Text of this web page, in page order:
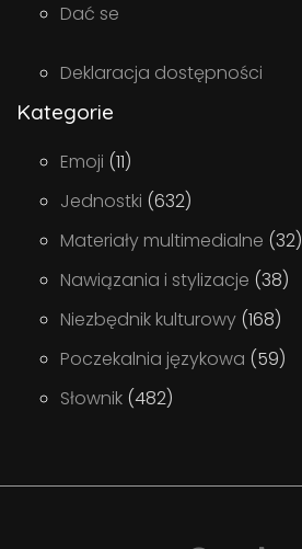
Dać se
Deklaracja dostępności
Kategorie
Emoji (11)
Jednostki (632)
Materiały multimedialne (32)
Nawiązania i stylizacje (38)
Niezbędnik kulturowy (168)
Poczekalnia językowa (59)
Słownik (482)